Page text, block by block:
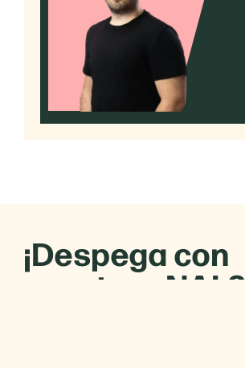
¡Despega con
nuestros NAL3